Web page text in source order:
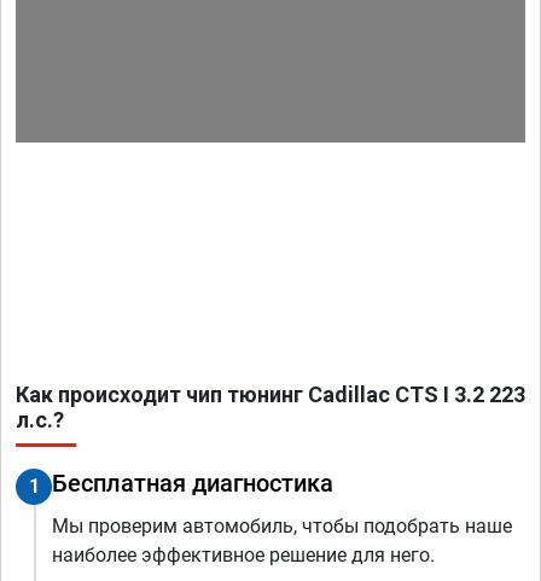
Как происходит чип тюнинг Cadillac CTS I 3.2 223
л.с.?
1 Бесплатная диагностика
Мы проверим автомобиль, чтобы подобрать наше
наиболее эффективное решение для него.